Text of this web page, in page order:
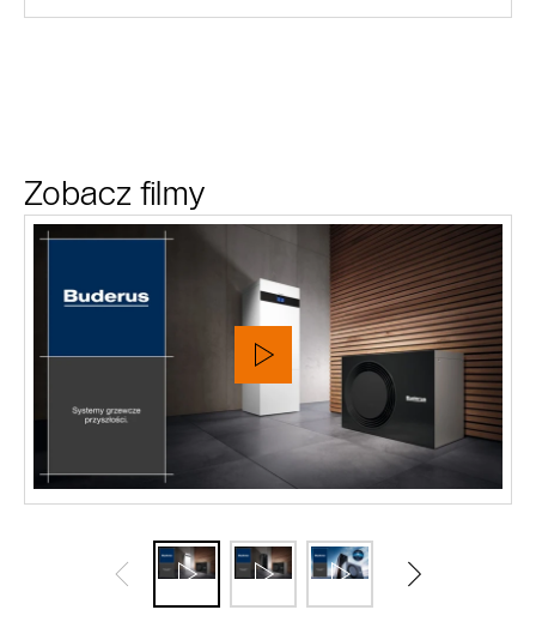
Zobacz filmy